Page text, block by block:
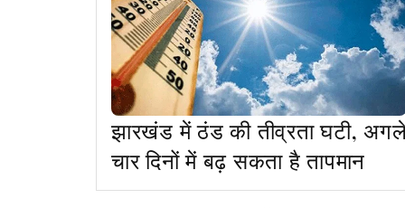
झारखंड में ठंड की तीव्रता घटी,
चार दिनों में बढ़ सकता है तापमान